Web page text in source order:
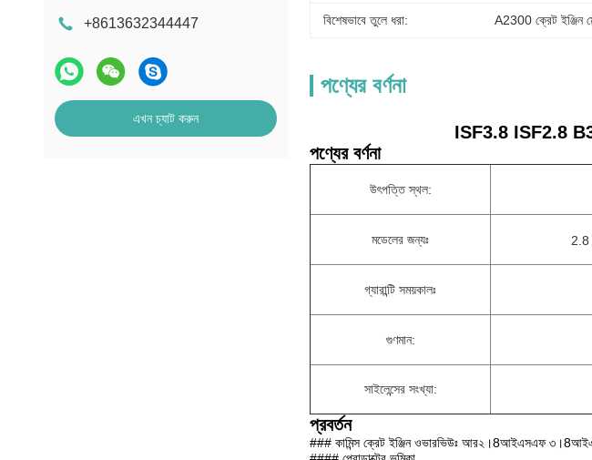
+8613632344447
এখন চ্যাট করুন
বিশেষভাবে তুলে ধরা: A2300 ক্রেট ইঞ্জিন
পণ্যের বর্ণনা
ISF3.8 ISF2.8 B3.3
পণ্যের বর্ণনা
উৎপত্তি স্থল:
মডেলের জন্যঃ 2.8
গ্যারান্টি সময়কালঃ
গুণমান:
সাইলেন্সের সংখ্যা:
প্রবর্তন
### কামিন্স ক্রেট ইঞ্জিন ওভারভিউঃ আর২।8আইএসএফ